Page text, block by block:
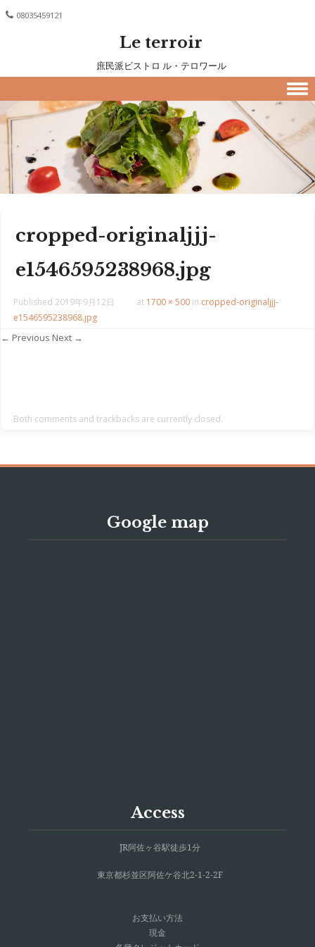
08035459121
Le terroir
庶民派ビストロ ル・テロワール
Skip to content
cropped-originaljjj-
e1546595238968.jpg
Published 2019年9月12日 at 1700 × 500 in cropped-originaljjj-
e1546595238968.jpg
← Previous Next →
Both comments and trackbacks are currently closed.
Google map
Access
JR阿佐ヶ谷駅徒歩1分
東京都杉並区阿佐ケ谷北2-1-2-2F
お支払い方法
現金